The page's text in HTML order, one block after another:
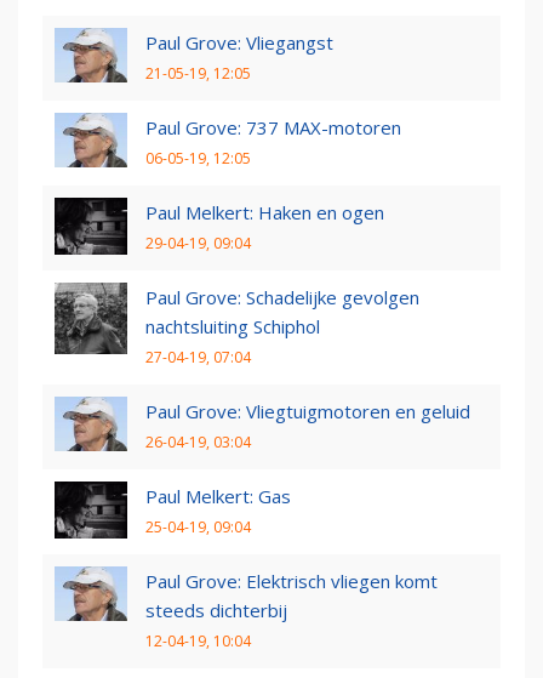
Paul Grove: Vliegangst
21-05-19, 12:05
Paul Grove: 737 MAX-motoren
06-05-19, 12:05
Paul Melkert: Haken en ogen
29-04-19, 09:04
Paul Grove: Schadelijke gevolgen
nachtsluiting Schiphol
27-04-19, 07:04
Paul Grove: Vliegtuigmotoren en geluid
26-04-19, 03:04
Paul Melkert: Gas
25-04-19, 09:04
Paul Grove: Elektrisch vliegen komt
steeds dichterbij
12-04-19, 10:04